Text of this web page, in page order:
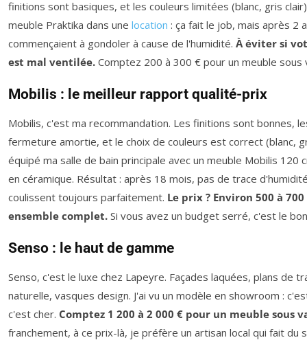
finitions sont basiques, et les couleurs limitées (blanc, gris
meuble Praktika dans une location : ça fait le job, mais après 2
commençaient à gondoler à cause de l'humidité. À éviter si
est mal ventilée. Comptez 200 à 300 € pour un meuble sous
Mobilis : le meilleur rapport qualité-prix
Mobilis, c'est ma recommandation. Les finitions sont bonnes,
fermeture amortie, et le choix de couleurs est correct (blanc,
équipé ma salle de bain principale avec un meuble Mobilis 120
en céramique. Résultat : après 18 mois, pas de trace
coulissent toujours parfaitement. Le prix ? Environ 500 à
ensemble complet. Si vous avez un budget serré, c'est le
Senso : le haut de gamme
Senso, c'est le luxe chez Lapeyre. Façades laquées, plans de
naturelle, vasques design. J'ai vu un modèle en showroom :
c'est cher. Comptez 1 200 à 2 000 € pour un meuble sous
franchement, à ce prix-là, je préfère un artisan local qui fait du